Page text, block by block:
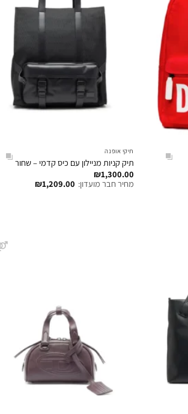
תיקי אופנה
תיק קניות מניילון עם כיס קדמי – שחור
₪1,300.00
מחיר חבר מועדון:
₪1,209.00